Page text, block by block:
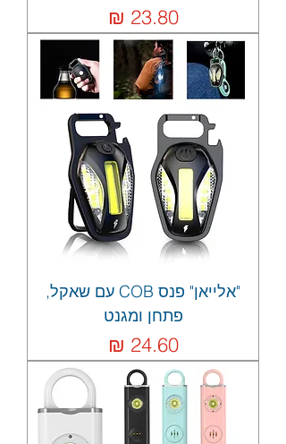
מחיר‏23.80 ‏₪
"אלייאן" פנס COB עם שאקל,
פתחן ומגנט
מחיר‏24.60 ‏₪